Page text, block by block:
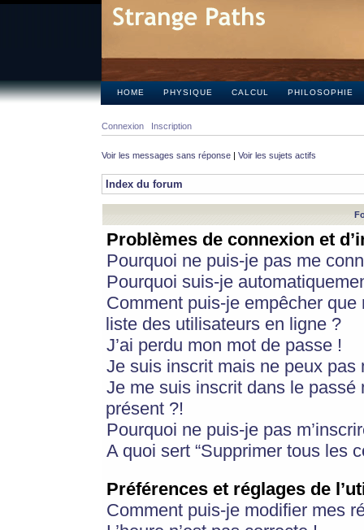
HOME PHYSIQUE CALCUL PHILOSOPHIE
Connexion Inscription
Voir les messages sans réponse | Voir les sujets actifs
Index du forum
Problèmes de connexion et
Pourquoi ne puis-je pas me
Pourquoi suis-je
Comment puis-je empêcher
liste des utilisateurs en ligne ?
J’ai perdu mon mot de passe !
Je suis inscrit mais ne peux pas
Je me suis inscrit dans le
présent ?!
Pourquoi ne puis-je pas
A quoi sert “Supprimer tous les
Préférences et réglages de
Comment puis-je modifier mes